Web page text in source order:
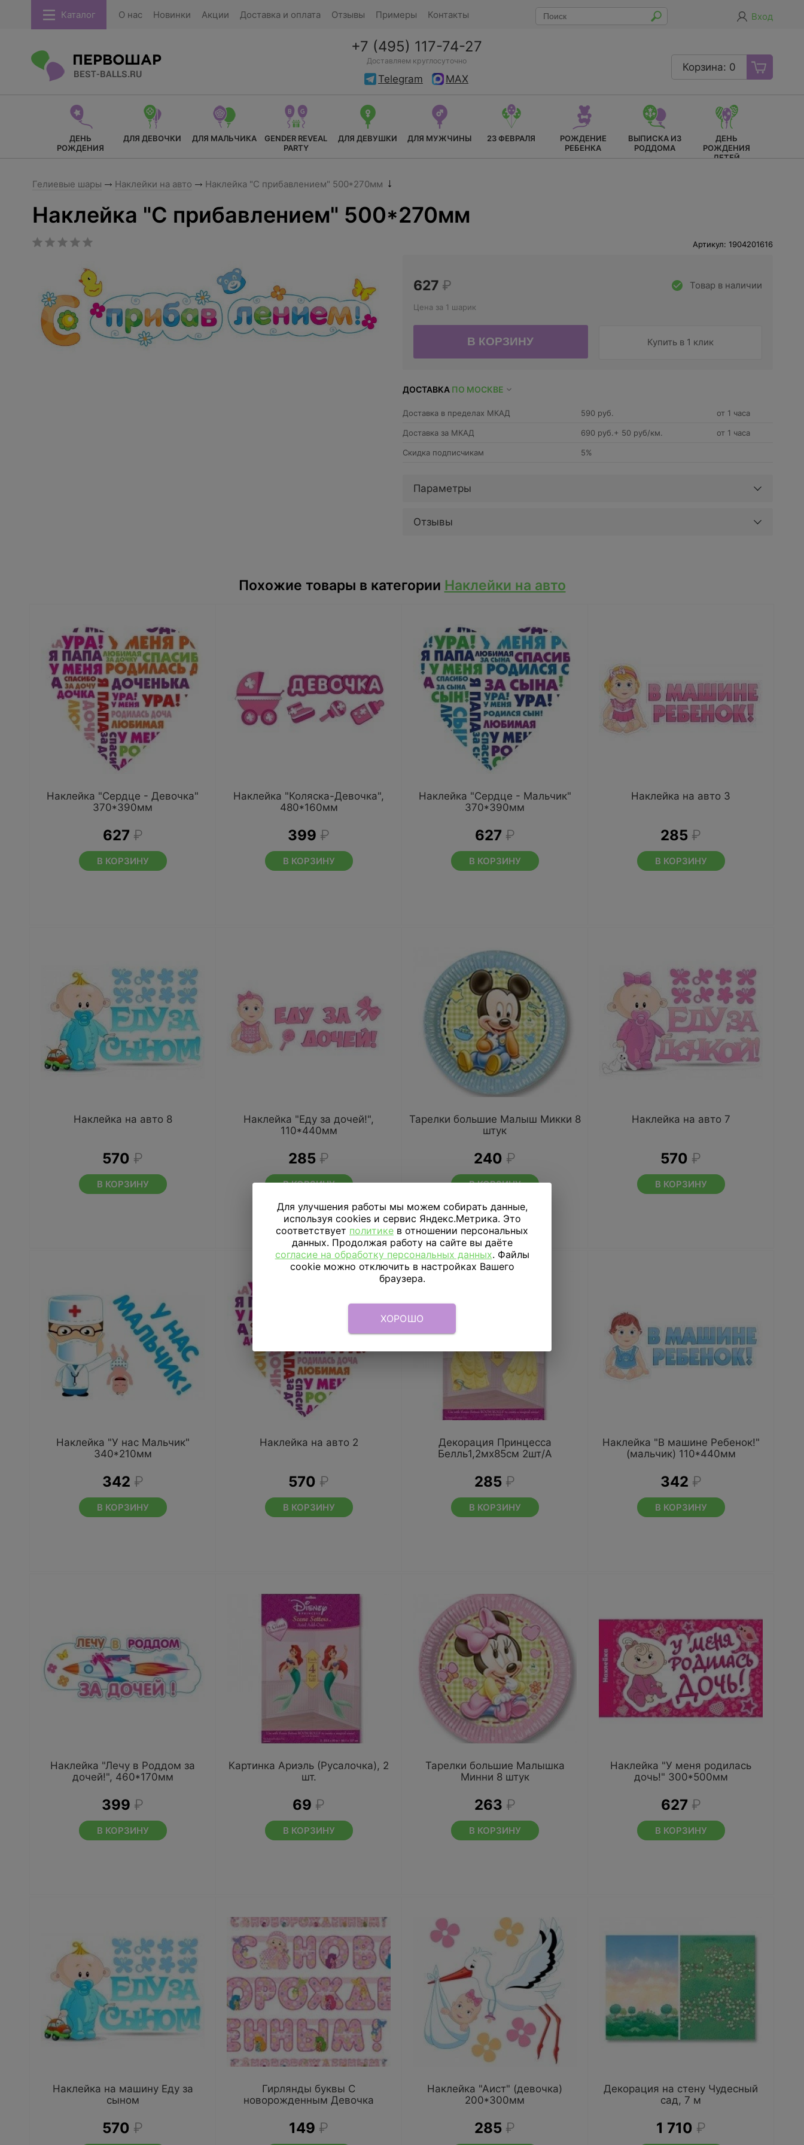
Каталог О нас Новинки Акции Доставка и оплата Отзывы Примеры Контакты Вход
+7 (495) 117-74-27
Доставляем круглосуточно
Telegram MAX
Корзина: 0
ДЕНЬ
РОЖДЕНИЯ
ДЛЯ ДЕВОЧКИ ДЛЯ МАЛЬЧИКА
GENDER REVEAL
PARTY
ДЛЯ ДЕВУШКИ ДЛЯ МУЖЧИНЫ 23 ФЕВРАЛЯ
РОЖДЕНИЕ
РЕБЕНКА
ВЫПИСКА ИЗ
РОДДОМА
ДЕНЬ
РОЖДЕНИЯ
ДЕТЕЙ
Гелиевые шары Наклейки на авто Наклейка "С прибавлением" 500*270мм
Наклейка "С прибавлением" 500*270мм
Артикул: 1904201616
Товар в наличии
627 ₽
Цена за 1 шарик
Купить в 1 клик
ДОСТАВКА ПО МОСКВЕ
Доставка в пределах МКАД 590 руб. от 1 часа
Доставка за МКАД 690 руб.+ 50 руб/км. от 1 часа
Скидка подписчикам 5%
Параметры
Отзывы
Похожие товары в категории Наклейки на авто
Наклейка "Сердце - Девочка"
370*390мм
627 ₽
В КОРЗИНУ
Наклейка "Коляска-Девочка",
480*160мм
399 ₽
В КОРЗИНУ
Наклейка "Сердце - Мальчик"
370*390мм
627 ₽
В КОРЗИНУ
Наклейка на авто 3
285 ₽
В КОРЗИНУ
Наклейка на авто 8
570 ₽
В КОРЗИНУ
Наклейка "Еду за дочей!",
110*440мм
285 ₽
В КОРЗИНУ
Тарелки большие Малыш Микки 8
штук
240 ₽
В КОРЗИНУ
Наклейка на авто 7
570 ₽
В КОРЗИНУ
Наклейка "У нас Мальчик"
340*210мм
342 ₽
В КОРЗИНУ
Наклейка на авто 2
570 ₽
В КОРЗИНУ
Декорация Принцесса
Белль1,2мх85см 2шт/А
285 ₽
В КОРЗИНУ
Наклейка "В машине Ребенок!"
(мальчик) 110*440мм
342 ₽
В КОРЗИНУ
Наклейка "Лечу в Роддом за
дочей!", 460*170мм
399 ₽
В КОРЗИНУ
Картинка Ариэль (Русалочка), 2
шт.
69 ₽
В КОРЗИНУ
Тарелки большие Малышка
Минни 8 штук
263 ₽
В КОРЗИНУ
Наклейка "У меня родилась
дочь!" 300*500мм
627 ₽
В КОРЗИНУ
Наклейка на машину Еду за
сыном
570 ₽
Гирлянды буквы С
новорожденным Девочка
149 ₽
Наклейка "Аист" (девочка)
200*300мм
285 ₽
Декорация на стену Чудесный
сад, 7 м
1 710 ₽
Для улучшения работы мы можем собирать данные,
используя cookies и сервис Яндекс.Метрика. Это
соответствует политике в отношении персональных
данных. Продолжая работу на сайте вы даёте
согласие на обработку персональных данных. Файлы
cookie можно отключить в настройках Вашего
браузера.
ХОРОШО